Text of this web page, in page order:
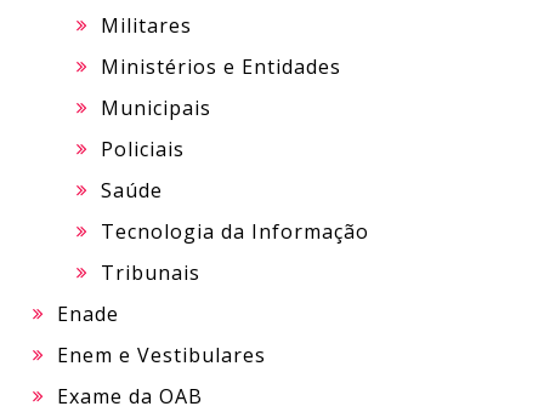
Militares
Ministérios e Entidades
Municipais
Policiais
Saúde
Tecnologia da Informação
Tribunais
Enade
Enem e Vestibulares
Exame da OAB